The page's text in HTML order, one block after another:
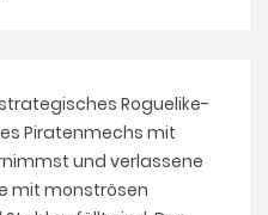
Roguelike-
Piratenmechs mit
und verlassene
mit monströsen